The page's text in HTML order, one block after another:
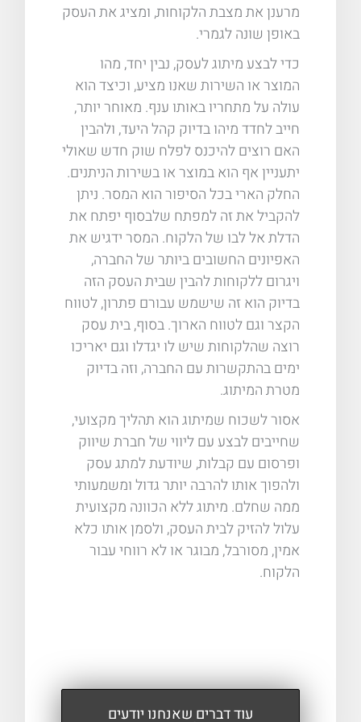
מרענן את מצבת הלקוחות, ומציג את העסק
באופן שונה לגמרי.
כדי לבצע מיתוג לעסק, נבין יחד, מהו
המוצר או השירות שאנו מציע, וכיצד הוא
עולה על מתחריו באותו ענף. מאוחר יותר,
חייב לחדד מיהו בדיוק קהל היעד, ולהבין
האם רוצים להיכנס לפלח שוק חדש שאולי
יתעניין אף הוא במוצר או בשירות הניתנים.
החלק הארי בכל הסיפור הוא המסר. ניתן
להקביל את זה למפתח שלבסוף יפתח את
הדלת אל לבו של הלקוח. המסר ידגיש את
האפיונים החשובים ביותר של החברה,
ויגרום ללקוחות להבין שבית העסק הזה
בדיוק הוא זה שישמש עבורם פתרון, לטווח
הקצר וגם לטווח הארוך. בסוף, בית עסק
רוצה שהלקוחות שיש לו יגדלו וגם יאריכו
ימים בהתקשרות עם החברה, וזה בדיוק
מטרת המיתוג.
אסור לשכוח שמיתוג הוא תהליך מקצועי,
שחייבים לבצע עם ליווי של חברת שיווק
ופרסום עם קבלות, שיודעת למתג עסק
ולהפוך אותו להרבה יותר גדול ומשמעותי
ממה שחלם. מיתוג ללא הכוונה מקצועית
עלול להזיק לבית העסק, ולסמן אותו כלא
אמין, מסורבל, מבוגר או לא רווחי עבור
הלקוח.
עוד דברים שאנחנו יודעים